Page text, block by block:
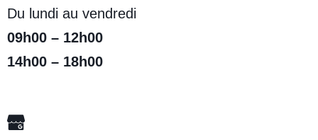
Du lundi au vendredi
09h00 – 12h00
14h00 – 18h00